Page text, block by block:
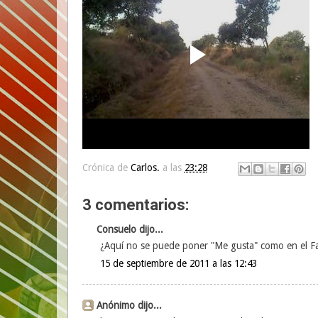
Crónica de Carlos. a las 23:28
3 comentarios:
Consuelo dijo...
¿Aquí no se puede poner "Me gusta" como en el
15 de septiembre de 2011 a las 12:43
Anónimo dijo...